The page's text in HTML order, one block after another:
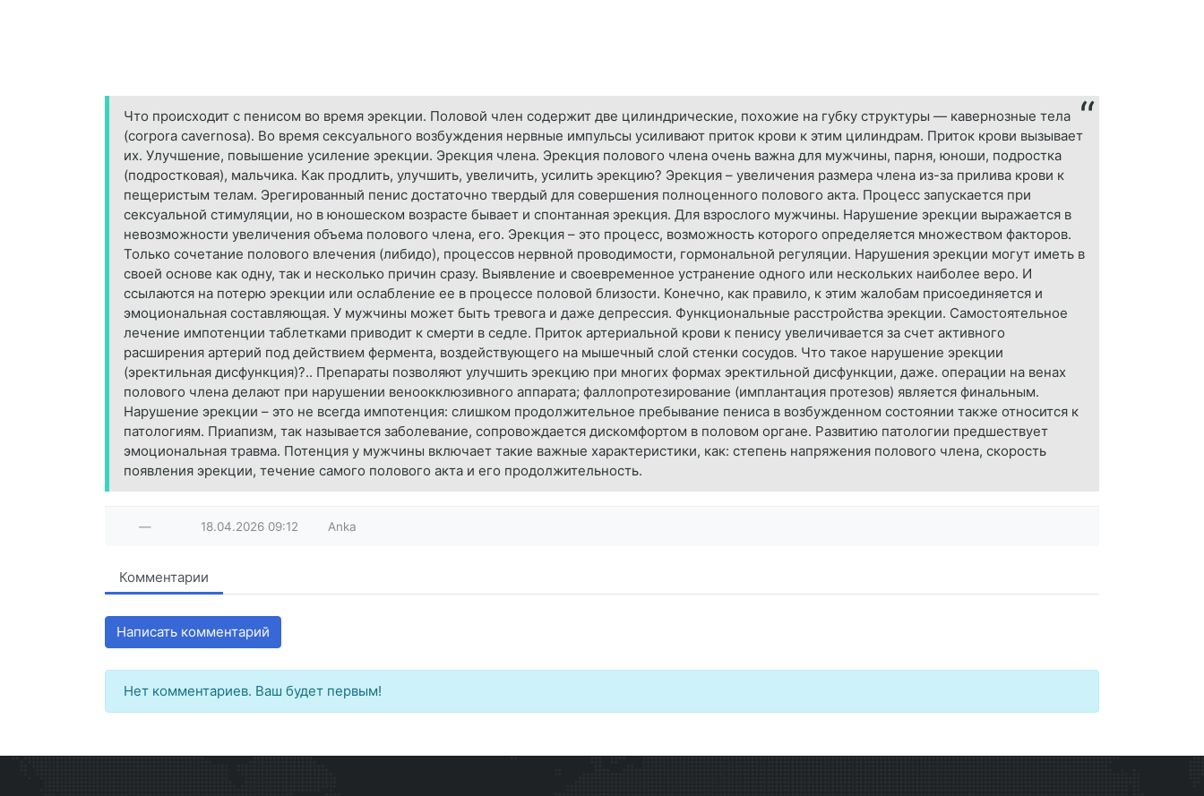
Что происходит с пенисом во время эрекции. Половой член содержит две цилиндрические, похожие на губку структуры — кавернозные тела
(corpora cavernosa). Во время сексуального возбуждения нервные импульсы усиливают приток крови к этим цилиндрам. Приток крови вызывает
их. Улучшение, повышение усиление эрекции. Эрекция члена. Эрекция полового члена очень важна для мужчины, парня, юноши, подростка
(подростковая), мальчика. Как продлить, улучшить, увеличить, усилить эрекцию? Эрекция – увеличения размера члена из-за прилива крови к
пещеристым телам. Эрегированный пенис достаточно твердый для совершения полноценного полового акта. Процесс запускается при
сексуальной стимуляции, но в юношеском возрасте бывает и спонтанная эрекция. Для взрослого мужчины. Нарушение эрекции выражается в
невозможности увеличения объема полового члена, его. Эрекция – это процесс, возможность которого определяется множеством факторов.
Только сочетание полового влечения (либидо), процессов нервной проводимости, гормональной регуляции. Нарушения эрекции могут иметь в
своей основе как одну, так и несколько причин сразу. Выявление и своевременное устранение одного или нескольких наиболее веро. И
ссылаются на потерю эрекции или ослабление ее в процессе половой близости. Конечно, как правило, к этим жалобам присоединяется и
эмоциональная составляющая. У мужчины может быть тревога и даже депрессия. Функциональные расстройства эрекции. Самостоятельное
лечение импотенции таблетками приводит к смерти в седле. Приток артериальной крови к пенису увеличивается за счет активного
расширения артерий под действием фермента, воздействующего на мышечный слой стенки сосудов. Что такое нарушение эрекции
(эректильная дисфункция)?.. Препараты позволяют улучшить эрекцию при многих формах эректильной дисфункции, даже. операции на венах
полового члена делают при нарушении веноокклюзивного аппарата; фаллопротезирование (имплантация протезов) является финальным.
Нарушение эрекции – это не всегда импотенция: слишком продолжительное пребывание пениса в возбужденном состоянии также относится к
патологиям. Приапизм, так называется заболевание, сопровождается дискомфортом в половом органе. Развитию патологии предшествует
эмоциональная травма. Потенция у мужчины включает такие важные характеристики, как: степень напряжения полового члена, скорость
появления эрекции, течение самого полового акта и его продолжительность.
— 18.04.2026 09:12 Anka
Комментарии
Написать комментарий
Нет комментариев. Ваш будет первым!